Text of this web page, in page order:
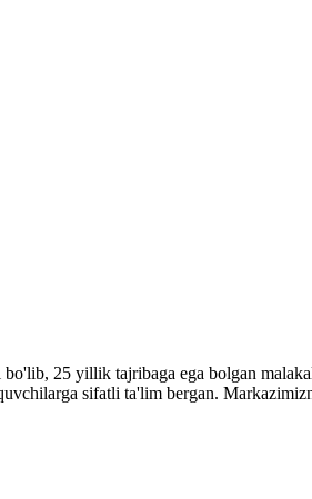
25 yillik tajribaga ega bolgan
sifatli ta'lim bergan.